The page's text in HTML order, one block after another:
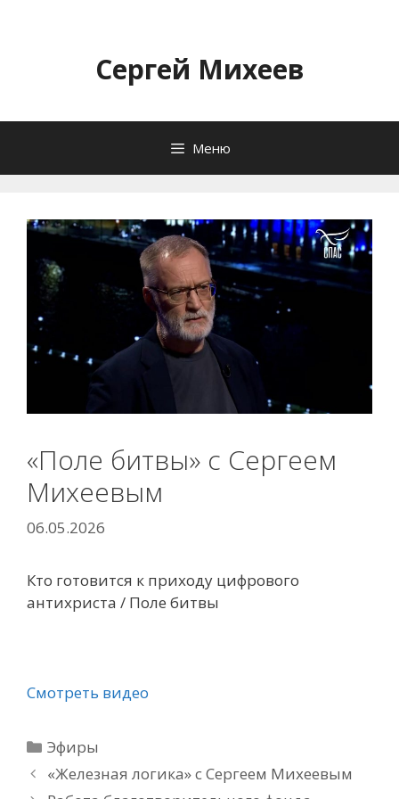
содержимомуСергей Михеев
Меню
«Поле битвы» с Сергеем
Михеевым
06.05.2026
Кто готовится к приходу цифрового
антихриста / Поле битвы
Смотреть видео
Рубрики
Эфиры
«Железная логика» с Сергеем Михеевым